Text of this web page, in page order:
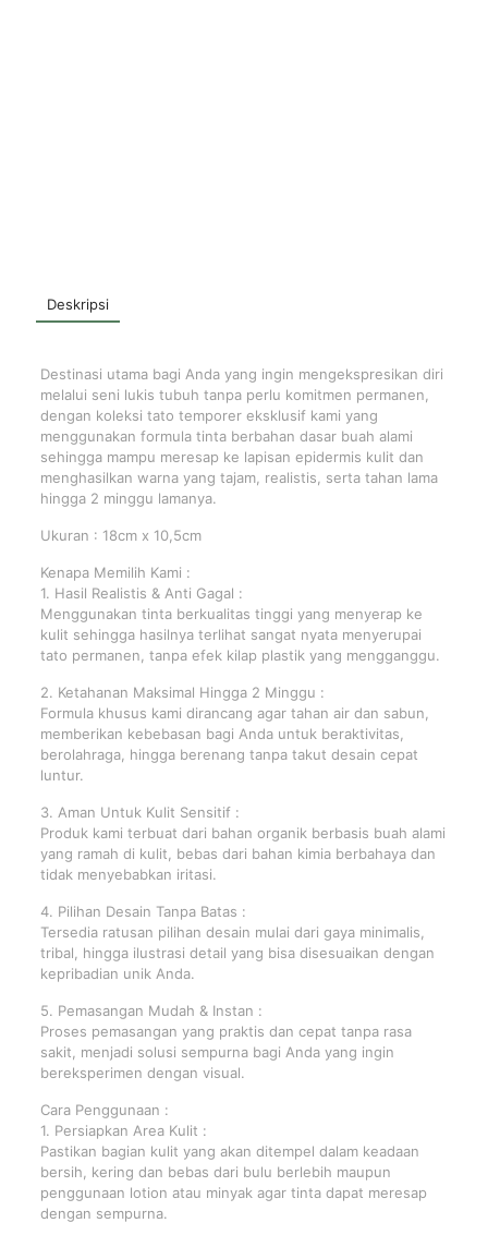
Deskripsi
Destinasi utama bagi Anda yang ingin mengekspresikan diri
melalui seni lukis tubuh tanpa perlu komitmen permanen,
dengan koleksi tato temporer eksklusif kami yang
menggunakan formula tinta berbahan dasar buah alami
sehingga mampu meresap ke lapisan epidermis kulit dan
menghasilkan warna yang tajam, realistis, serta tahan lama
hingga 2 minggu lamanya.
Ukuran : 18cm x 10,5cm
Kenapa Memilih Kami :
1. Hasil Realistis & Anti Gagal :
Menggunakan tinta berkualitas tinggi yang menyerap ke
kulit sehingga hasilnya terlihat sangat nyata menyerupai
tato permanen, tanpa efek kilap plastik yang mengganggu.
2. Ketahanan Maksimal Hingga 2 Minggu :
Formula khusus kami dirancang agar tahan air dan sabun,
memberikan kebebasan bagi Anda untuk beraktivitas,
berolahraga, hingga berenang tanpa takut desain cepat
luntur.
3. Aman Untuk Kulit Sensitif :
Produk kami terbuat dari bahan organik berbasis buah alami
yang ramah di kulit, bebas dari bahan kimia berbahaya dan
tidak menyebabkan iritasi.
4. Pilihan Desain Tanpa Batas :
Tersedia ratusan pilihan desain mulai dari gaya minimalis,
tribal, hingga ilustrasi detail yang bisa disesuaikan dengan
kepribadian unik Anda.
5. Pemasangan Mudah & Instan :
Proses pemasangan yang praktis dan cepat tanpa rasa
sakit, menjadi solusi sempurna bagi Anda yang ingin
bereksperimen dengan visual.
Cara Penggunaan :
1. Persiapkan Area Kulit :
Pastikan bagian kulit yang akan ditempel dalam keadaan
bersih, kering dan bebas dari bulu berlebih maupun
penggunaan lotion atau minyak agar tinta dapat meresap
dengan sempurna.